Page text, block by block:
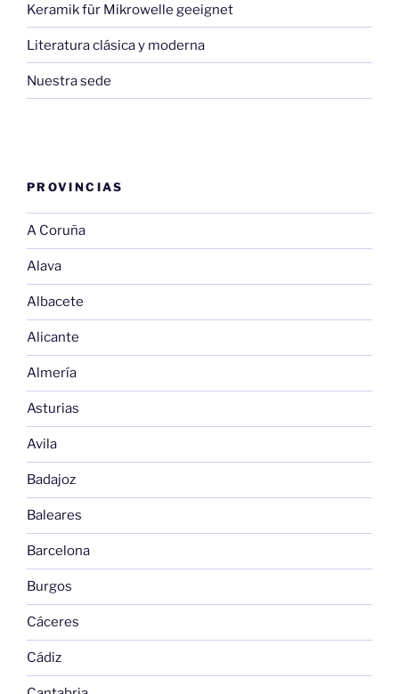
Keramik für Mikrowelle geeignet
Literatura clásica y moderna
Nuestra sede
PROVINCIAS
A Coruña
Alava
Albacete
Alicante
Almería
Asturias
Avila
Badajoz
Baleares
Barcelona
Burgos
Cáceres
Cádiz